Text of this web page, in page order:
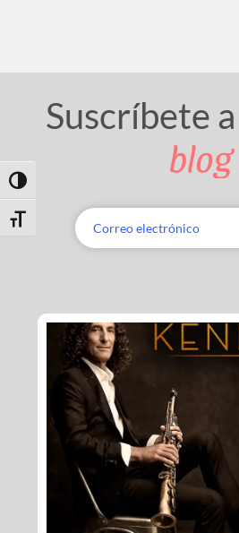
Toggle High Contrast
Toggle Font size
Suscríbete a
blog